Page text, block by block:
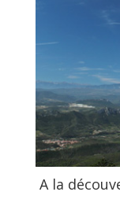
A la